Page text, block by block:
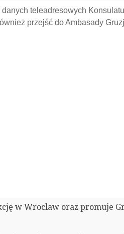
teleadresowych
przejść do Ambasady
w Wroclaw oraz promuje